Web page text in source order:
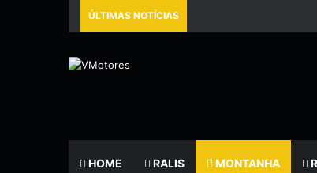
ÚLTIMAS NOTÍCIAS
HOME RALIS MONTANHA